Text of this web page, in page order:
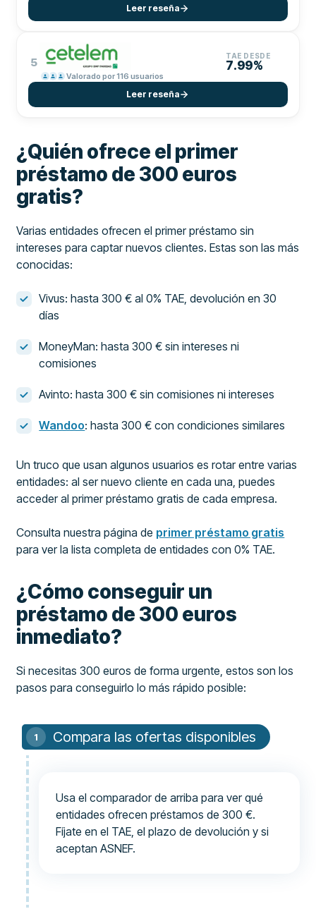
Leer reseña
5
Valorado por 116 usuarios
TAE DESDE
7.99%
Leer reseña
¿Quién ofrece el primer
préstamo de 300 euros
gratis?
Varias entidades ofrecen el primer préstamo sin
intereses para captar nuevos clientes. Estas son las más
conocidas:
Vivus: hasta 300 € al 0% TAE, devolución en 30
días
MoneyMan: hasta 300 € sin intereses ni
comisiones
Avinto: hasta 300 € sin comisiones ni intereses
Wandoo: hasta 300 € con condiciones similares
Un truco que usan algunos usuarios es rotar entre varias
entidades: al ser nuevo cliente en cada una, puedes
acceder al primer préstamo gratis de cada empresa.
Consulta nuestra página de primer préstamo gratis
para ver la lista completa de entidades con 0% TAE.
¿Cómo conseguir un
préstamo de 300 euros
inmediato?
Si necesitas 300 euros de forma urgente, estos son los
pasos para conseguirlo lo más rápido posible:
Compara las ofertas disponibles
Usa el comparador de arriba para ver qué
entidades ofrecen préstamos de 300 €.
Fíjate en el TAE, el plazo de devolución y si
aceptan ASNEF.